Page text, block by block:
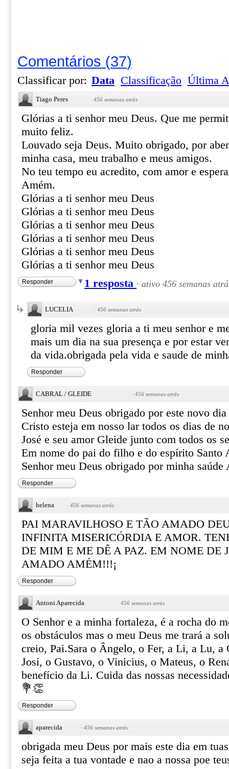
Comentários (37)
Classificar por: Data Classificação Última
Tiago Peres · 456 semanas atrás
Glórias a ti senhor meu Deus. Que me
muito feliz.
Louvado seja Deus. Muito obrigado, por
minha casa, meu trabalho e meus amigos.
No teu tempo eu acredito, com amor e
Amém.
Glórias a ti senhor meu Deus
Glórias a ti senhor meu Deus
Glórias a ti senhor meu Deus
Glórias a ti senhor meu Deus
Glórias a ti senhor meu Deus
Glórias a ti senhor meu Deus
Responder 1 resposta · ativo 456 semanas
LUCELIA · 456 semanas atrás
gloria mil vezes gloria a ti meu senhor e
mais um dia na sua presença e por estar
da vida.obrigada pela vida e saude de
Responder
CABRAL / GLEIDE · 456 semanas atrás
Senhor meu Deus obrigado por este novo
Cristo esteja em nosso lar todos os dias de
José e seu amor Gleide junto com todos os
Em nome do pai do filho e do espírito Santo
Senhor meu Deus obrigado por minha saúde
Responder
helena · 456 semanas atrás
PAI MARAVILHOSO E TÃO AMADO
INFINITA MISERICÓRDIA E AMOR.
DE MIM E ME DÊ A PAZ. EM NOME DE
AMADO AMÉM!!!¡
Responder
Antoni Aparecida · 456 semanas atrás
O Senhor e a minha fortaleza, é a rocha do
os obstáculos mas o meu Deus me trará a
creio, Pai.Sara o Ângelo, o Fer, a Li, a Lu, a
Josi, o Gustavo, o Vinicius, o Mateus, o
benefício da Li. Cuida das nossas
💐👏
Responder
aparecida · 456 semanas atrás
obrigada meu Deus por mais este dia em
seja feita a tua vontade e nao a nossa poe